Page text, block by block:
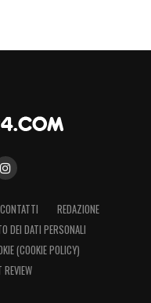
CONTATTI
REDAZIONE
DEI DATI PERSONALI
(COOKIE POLICY)